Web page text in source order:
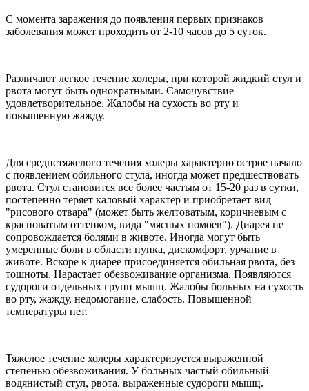
С момента заражения до появления первых признаков
заболевания может проходить от 2-10 часов до 5 суток.
Различают легкое течение холеры, при которой жидкий стул и
рвота могут быть однократными. Самочувствие
удовлетворительное. Жалобы на сухость во рту и
повышенную жажду.
Для среднетяжелого течения холеры характерно острое начало
с появлением обильного стула, иногда может предшествовать
рвота. Стул становится все более частым от 15-20 раз в сутки,
постепенно теряет каловый характер и приобретает вид
"рисового отвара" (может быть желтоватым, коричневым с
красноватым оттенком, вида "мясных помоев"). Диарея не
сопровождается болями в животе. Иногда могут быть
умеренные боли в области пупка, дискомфорт, урчание в
животе. Вскоре к диарее присоединяется обильная рвота, без
тошноты. Нарастает обезвоживание организма. Появляются
судороги отдельных групп мышц. Жалобы больных на сухость
во рту, жажду, недомогание, слабость. Повышенной
температуры нет.
Тяжелое течение холеры характеризуется выраженной
степенью обезвоживания. У больных частый обильный
водянистый стул, рвота, выраженные судороги мышц.